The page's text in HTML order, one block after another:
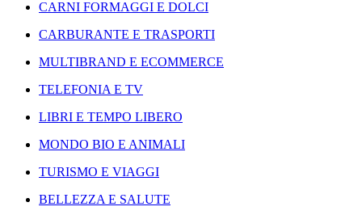
CARNI FORMAGGI E DOLCI
CARBURANTE E TRASPORTI
MULTIBRAND E ECOMMERCE
TELEFONIA E TV
LIBRI E TEMPO LIBERO
MONDO BIO E ANIMALI
TURISMO E VIAGGI
BELLEZZA E SALUTE